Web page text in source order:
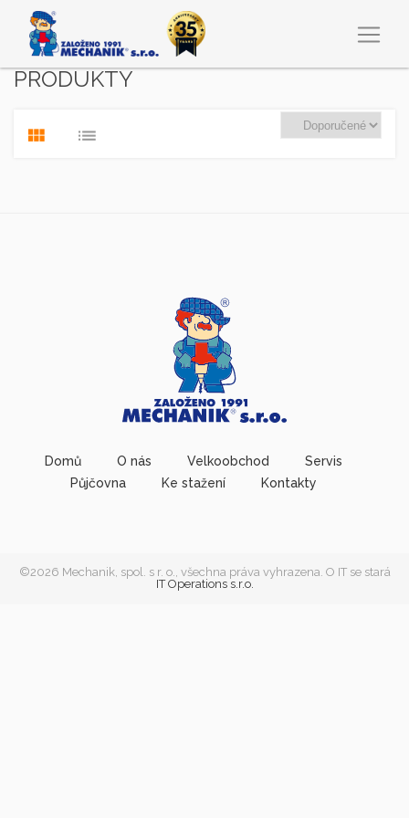
PRODUKTY
Domů O nás Velkoobchod
Servis
Půjčovna
Ke stažení Kontakty
©2026 Mechanik, spol. s r. o., všechna práva vyhrazena. O IT se stará
IT Operations s.r.o.